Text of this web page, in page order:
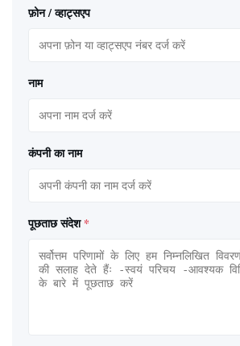
फ़ोन / व्हाट्सएप
नाम
कंपनी का नाम
पूछताछ संदेश *